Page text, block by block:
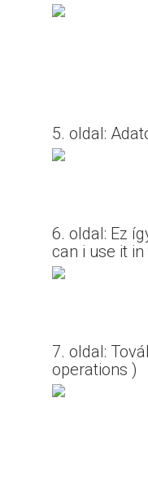
5. oldal:
6. oldal: Ez
can i use it
7. oldal:
operations )